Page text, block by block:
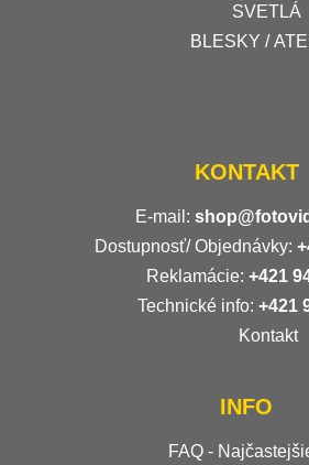
SVETLÁ
BLESKY /
KONTAKT
E-mail:
Dostupnosť/ Objednávky:
Reklamácie: +421
Technické info: +421
Kontakt
INFO
FAQ -